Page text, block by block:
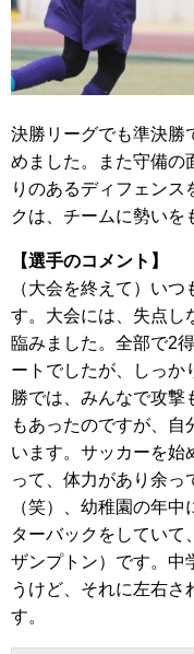
決勝リーグでも準決勝
めました。また守備の
りのあるディフェンス
クは、チームに勢いを
【選手のコメント】
（大会を終えて）い
す。大会には、失点し
臨みました。全部で2
ートでしたが、しっか
勝では、みんなで攻撃
もあったのですが、自
います。サッカーを始
って、体力があり余っ
（笑）、幼稚園の年
ターバックをしていて
ザンプトン）です。中
うけど、それに左右さ
す。